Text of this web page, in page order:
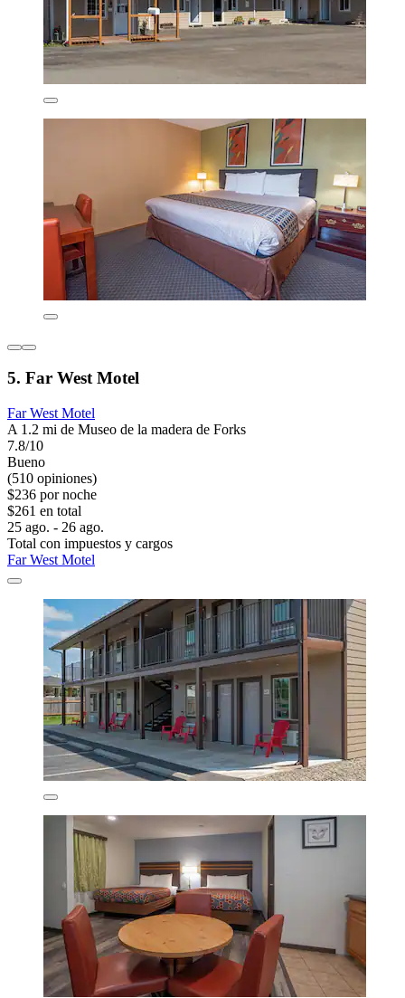
5. Far West Motel
Far West Motel
A 1.2 mi de Museo de la madera de Forks
7.8/10
Bueno
(510 opiniones)
$236 por noche
$261 en total
25 ago. - 26 ago.
Total con impuestos y cargos
Far West Motel